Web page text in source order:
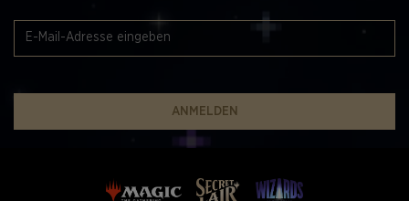
ANMELDEN